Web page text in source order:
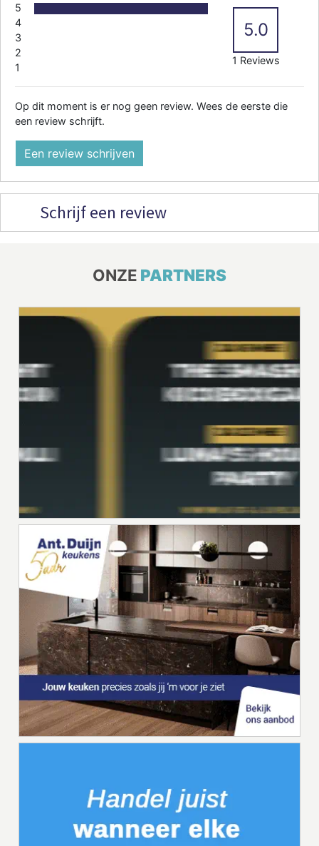
5
4
3
2
1
5.0
1 Reviews
Op dit moment is er nog geen review. Wees de eerste die
een review schrijft.
Een review schrijven
Schrijf een review
ONZE PARTNERS